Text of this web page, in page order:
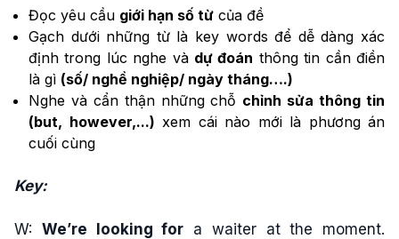
Đọc yêu cầu giới hạn số từ của đề
Gạch dưới những từ là key words để dễ dàng xác
định trong lúc nghe và dự đoán thông tin cần điền
là gì (số/ nghề nghiệp/ ngày tháng….)
Nghe và cẩn thận những chỗ chỉnh sửa thông tin
(but, however,...) xem cái nào mới là phương án
cuối cùng
Key:
W: We’re looking for a waiterat the moment.